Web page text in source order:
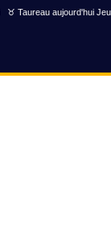
♉ Taureau aujourd'hui